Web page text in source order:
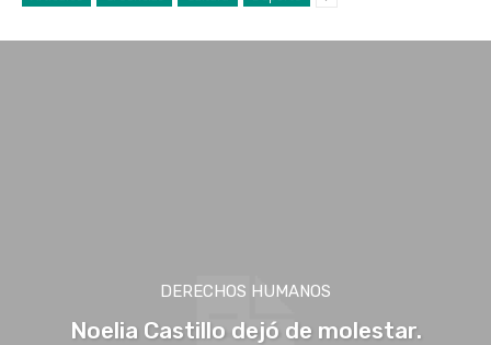
DERECHOS HUMANOS
Noelia Castillo dejó de molestar.